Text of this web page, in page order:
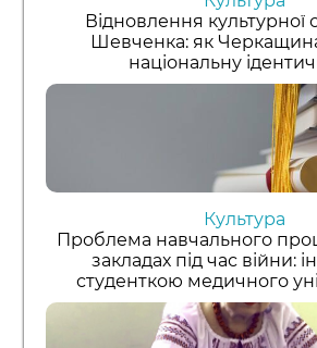
Відновлення
Шевченка: як
національну
Культура
Проблема навчального
закладах під час війни:
студенткою медичного